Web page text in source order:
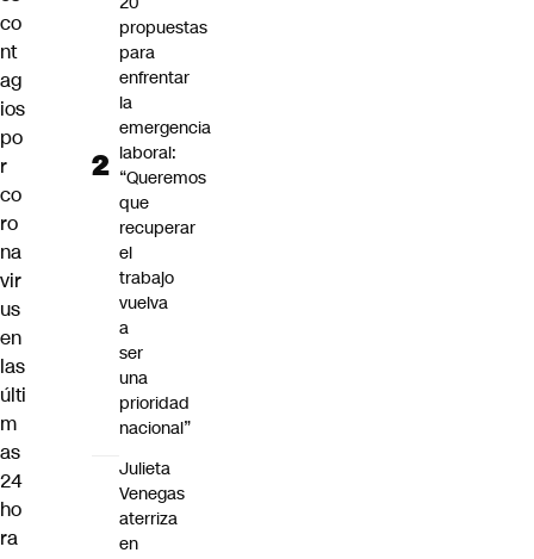
co
nt
ag
ios
po
r
co
ro
na
vir
us
en
las
últi
m
as
24
ho
ra
propuestas
para
enfrentar
la
emergencia
laboral:
“Queremos
que
recuperar
el
trabajo
vuelva
a
ser
una
prioridad
nacional”
Julieta
Venegas
aterriza
en